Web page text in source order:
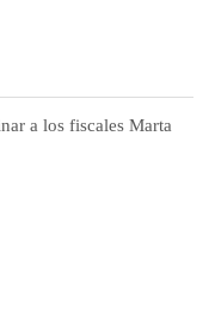
a los fiscales Marta